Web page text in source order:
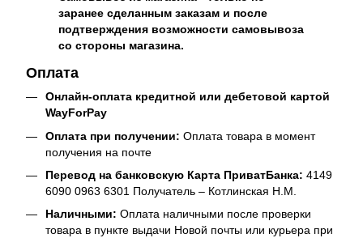
заранее сделанным заказам и после
подтверждения возможности самовывоза
со стороны магазина.
Оплата
Онлайн-оплата кредитной или дебетовой картой
WayForPay
Оплата при получении: Оплата товара в момент
получения на почте
Перевод на банковскую Карта ПриватБанка: 4149
6090 0963 6301 Получатель – Котлинская Н.М.
Наличными: Оплата наличными после проверки
товара в пункте выдачи Новой почты или курьера при